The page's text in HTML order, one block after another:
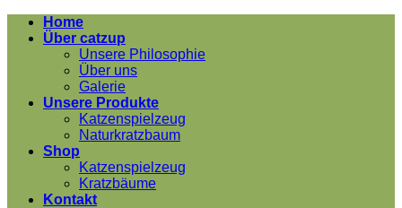
Zum
Inhalt
Home
Über catzup
Unsere Philosophie
Über uns
Galerie
Unsere Produkte
Katzenspielzeug
Naturkratzbaum
Shop
Katzenspielzeug
Kratzbäume
Kontakt